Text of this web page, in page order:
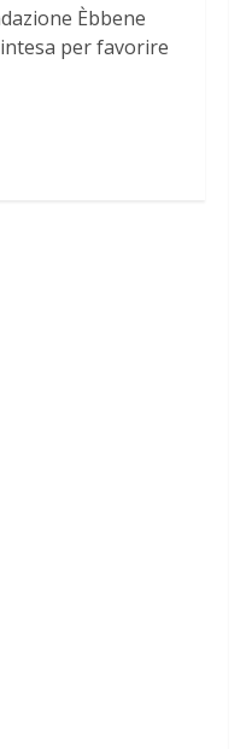
Èbbene
per favorire